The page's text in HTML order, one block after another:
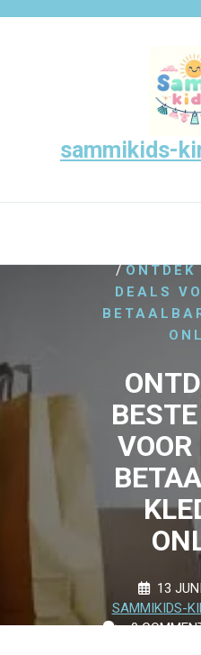
sammikids-
/ONTDEK
DEALS
VOOR
13
SAMMIKIDS-
0